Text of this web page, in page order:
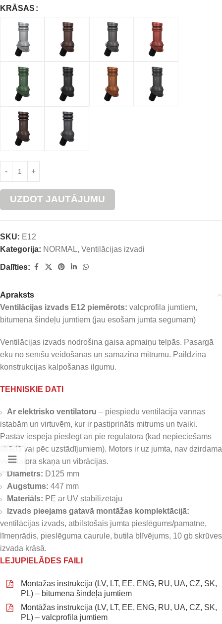
KRĀSAS
UZDOT JAUTĀJUMU
SKU: E12
Kategorija: NORMAL, Ventilācijas izvadi
Dalīties:
Apraksts
Ventilācijas izvads E12 piemērots: valcprofila jumtiem,
bitumena šindeļu jumtiem (jau esošam jumta segumam)
Ventilācijas izvads nodrošina gaisa apmaiņu telpās. Pasargā
ēku no sēnīšu veidošanās un samazina mitrumu. Paildzina
konstrukcijas kalpošanas ilgumu.
TEHNISKIE DATI
Ar elektrisko ventilatoru – piespiedu ventilācija vannas
istabām un virtuvēm, kur ir pastiprināts mitrums un tvaiki.
Pastāv iespēja pieslēgt arī pie regulatora (kad nepieciešams
strādā vai pēc uzstādījumiem). Motors ir uz jumta, nav dzirdama
ventilatora skaņa un vibrācijas.
Diametrs: D125 mm
Augstums: 447 mm
Materiāls: PE ar UV stabilizētāju
Izvads pieejams gatavā montāžas komplektācijā:
ventilācijas izvads, atbilstošais jumta pieslēgums/pamatne,
līmeņrādis, pieslēguma caurule, butila blīvējums, 10 gb skrūves
izvada krāsā.
LEJUPIELĀDES FAILI
Montāžas instrukcija (LV, LT, EE, ENG, RU, UA, CZ, SK,
PL) – bitumena šindeļa jumtiem
Montāžas instrukcija (LV, LT, EE, ENG, RU, UA, CZ, SK,
PL) – valcprofila jumtiem